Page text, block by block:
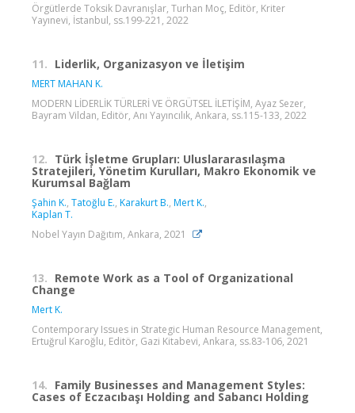
Örgütlerde Toksik Davranışlar, Turhan Moç, Editör, Kriter
Yayınevi, İstanbul, ss.199-221, 2022
11. Liderlik, Organizasyon ve İletişim
MERT MAHAN K.
MODERN LİDERLİK TÜRLERİ VE ÖRGÜTSEL İLETİŞİM, Ayaz Sezer,
Bayram Vildan, Editör, Anı Yayıncılık, Ankara, ss.115-133, 2022
12. Türk İşletme Grupları: Uluslararasılaşma
Stratejileri, Yönetim Kurulları, Makro Ekonomik ve
Kurumsal Bağlam
Şahin K., Tatoğlu E., Karakurt B., Mert K.,
Kaplan T.
Nobel Yayın Dağıtım, Ankara, 2021
13. Remote Work as a Tool of Organizational
Change
Mert K.
Contemporary Issues in Strategic Human Resource Management,
Ertuğrul Karoğlu, Editör, Gazi Kitabevi, Ankara, ss.83-106, 2021
14. Family Businesses and Management Styles:
Cases of Eczacıbaşı Holding and Sabancı Holding